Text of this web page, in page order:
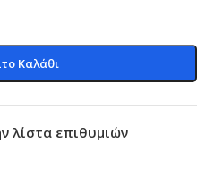
Καλάθι
λίστα επιθυμιών